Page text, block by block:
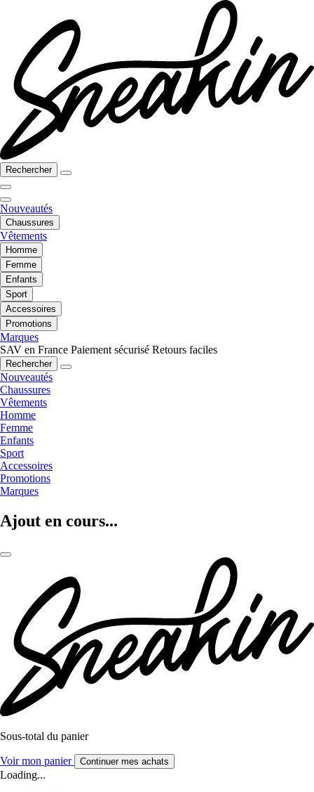
Rechercher
Nouveautés
Chaussures
Vêtements
Homme
Femme
Enfants
Sport
Accessoires
Promotions
Marques
SAV en France Paiement sécurisé Retours faciles
Rechercher
Nouveautés
Chaussures
Vêtements
Homme
Femme
Enfants
Sport
Accessoires
Promotions
Marques
Ajout en cours...
Sous-total du panier
Voir mon panier Continuer mes achats
Loading...